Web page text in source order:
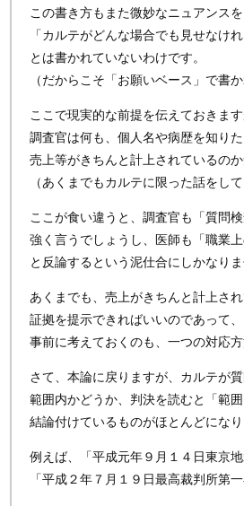
この書き方もまた微妙なニュアンスを
「カルテがどんな場合でも見せなけれ
とは書かれていないわけです。
（だからこそ「お願いベース」で書か
ここで現実的な前提を伝えておきます
調査官は何も、個人名や病歴を知りた
売上等がきちんと計上されているのか
（あくまでもカルテに限った話をして
ここが食い違うと、調査官も「質問
強く言うでしょうし、医師も「職業上
と反論するという泥仕合にしかなりま
あくまでも、売上がきちんと計上さ
証拠を提示できればいいのであって
事前に考えておくのも、一つの対応方
さて、本論に戻りますが、カルテが
範囲内かどうか、判決を読むと「範囲
結論付けているものがほとんどになり
例えば、「平成元年９月１４日東京地
「平成２年７月１９日最高裁判所第